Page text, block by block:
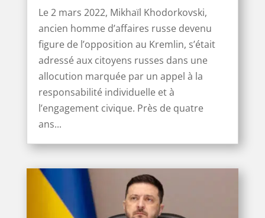
Le 2 mars 2022, Mikhaïl Khodorkovski,
ancien homme d’affaires russe devenu
figure de l’opposition au Kremlin, s’était
adressé aux citoyens russes dans une
allocution marquée par un appel à la
responsabilité individuelle et à
l’engagement civique. Près de quatre
ans...